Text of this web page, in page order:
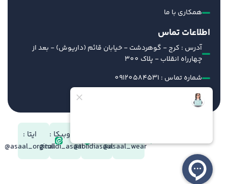
همکاری با ما
اطلاعات تماس
آدرس : کرج - گوهردشت - خیابان قائم (داریوش) - بعد از
چهارراه انقلاب - پلاک 300
شماره تماس : 09120584531
ایمیل : info@tolidiasal.com
asaal_wear@
tolidiasaal@
روبیکا :
tolidi_asaal@
ایتا :
asaal_orginal@